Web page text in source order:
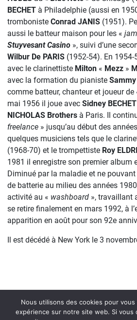
BECHET à Philadelphie (aussi en
tromboniste Conrad JANIS (1951).
aussi le batteur maison pour les «
Stuyvesant Casino », suivi d’une
Wilbur De PARIS (1952-54). En
avec le clarinettiste Milton « Mezz »
avec la formation du pianiste Sammy
comme batteur, chanteur et joueur de
mai 1956 il joue avec Sidney BECHET
NICHOLAS Brothers à Paris. Il
freelance » jusqu’au début des
quelques musiciens tels que le
(1968-70) et le trompettiste Roy
1981 il enregistre son premier album
Diminué par la maladie et ne
de batterie au milieu des années
activité au « washboard », travaillant
se retire finalement en mars 1992, à
apparition en août pour son 92e
Il est décédé à New York le 3
Nous utilisons des cookies pour vous
expérience sur notre site web. Si vous